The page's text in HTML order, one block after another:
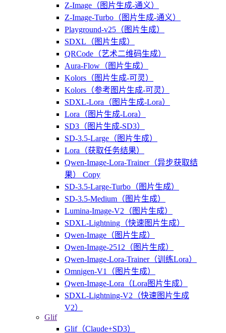
Z-Image（图片生成-通义）
Z-Image-Turbo（图片生成-通义）
Playground-v25（图片生成）
SDXL（图片生成）
QRCode（艺术二维码生成）
Aura-Flow（图片生成）
Kolors（图片生成-可灵）
Kolors（参考图片生成-可灵）
SDXL-Lora（图片生成-Lora）
Lora（图片生成-Lora）
SD3（图片生成-SD3）
SD-3.5-Large（图片生成）
Lora（获取任务结果）
Qwen-Image-Lora-Trainer（异步获取结
果） Copy
SD-3.5-Large-Turbo（图片生成）
SD-3.5-Medium（图片生成）
Lumina-Image-V2（图片生成）
SDXL-Lightning（快速图片生成）
Qwen-Image（图片生成）
Qwen-Image-2512（图片生成）
Qwen-Image-Lora-Trainer（训练Lora）
Omnigen-V1（图片生成）
Qwen-Image-Lora（Lora图片生成）
SDXL-Lightning-V2（快速图片生成
V2）
Glif
Glif（Claude+SD3）